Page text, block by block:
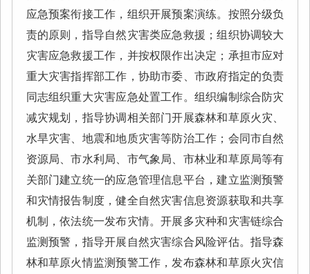
应急预案衔接工作，组织开展预案演练。按照分级负
责的原则，指导自然灾害类应急救援；组织协调较大
灾害应急救援工作，并按权限作出决定；承担市应对
重大灾害指挥部工作，协助市委、市政府指定的负责
同志组织重大灾害应急处置工作。组织编制综合防灾
减灾规划，指导协调相关部门开展森林和草原火灾、
水旱灾害、地震和地质灾害等防治工作；会同市自然
资源局、市水利局、市气象局、市林业和草原局等有
关部门建立统一的应急管理信息平台，建立监测预警
和灾情报告制度，健全自然灾害信息资源获取和共享
机制，依法统一发布灾情。开展多灾种和灾害链综合
监测预警，指导开展自然灾害综合风险评估。指导森
林和草原火情监测预警工作，发布森林和草原火灾信